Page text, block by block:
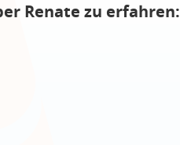
Renate zu erfahren: